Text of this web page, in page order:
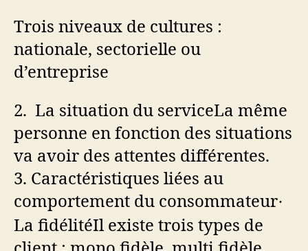
Trois niveaux de cultures :
nationale, sectorielle ou
d’entreprise
2. La situation du serviceLa même
personne en fonction des situations
va avoir des attentes différentes.
3. Caractéristiques liées au
comportement du consommateur·
La fidélitéIl existe trois types de